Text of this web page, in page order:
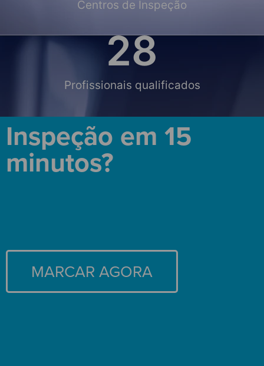
Centros de Inspeção
Profissionais qualificados
28
Inspeção em 15
minutos?
MARCAR AGORA